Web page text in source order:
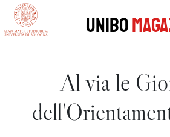
vai al contenuto della pagina
Unibo
Al via le